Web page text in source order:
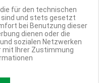
für den technischen
sind und stets gesetzt
bei Benutzung dieser
dienen oder die
sozialen Netzwerken
mit Ihrer Zustimmung